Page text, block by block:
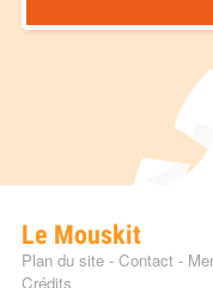
Le Mouskit
Plan du site- Contact-
Crédits